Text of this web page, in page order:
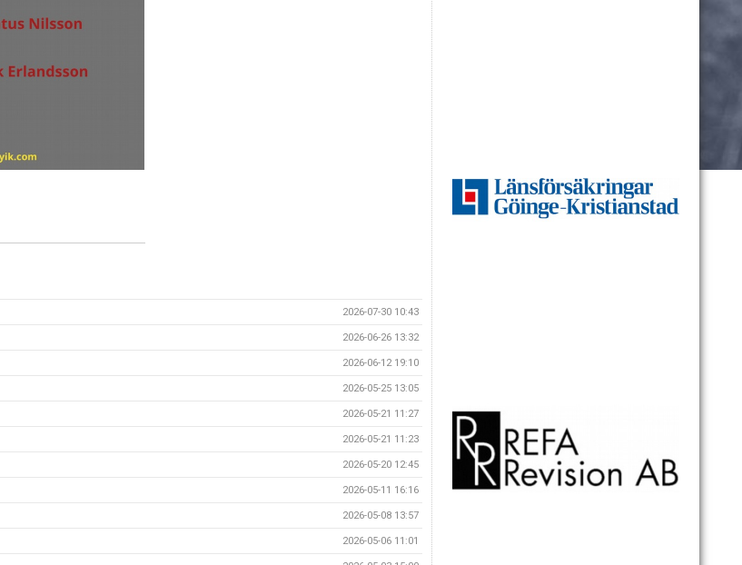
2026-07-30 10:43
2026-06-26 13:32
2026-06-12 19:10
2026-05-25 13:05
2026-05-21 11:27
2026-05-21 11:23
2026-05-20 12:45
2026-05-11 16:16
2026-05-08 13:57
2026-05-06 11:01